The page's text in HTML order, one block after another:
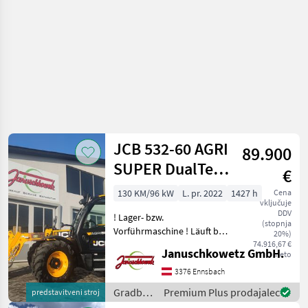
predstavitveni stroj
JCB 532-60 AGRI
SUPER DualTec
VT
Teleskoplader
89.900
€
Cena
vključuje
DDV
(stopnja
20%)
74.916,67 €
neto
130 KM/96 kW L. pr. 2022
1427 h
! Lager- bzw.
Vorführmaschine ! Läuft bei
VT JCB‐DualTech‐Getriebe
(stufenlos) mit einem
Kegelradgetriebe und
einem mechanischen Lastsc
Januschkowetz GmbH.
3376 Ennsbach
Gradbeni
Premium Plus prodajalec